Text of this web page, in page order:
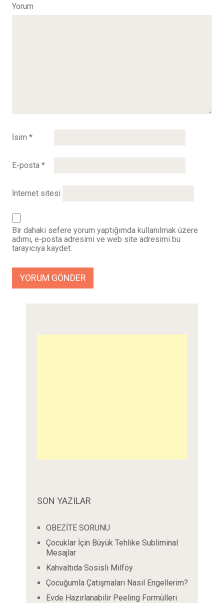
Yorum
İsim *
E-posta *
İnternet sitesi
Bir dahaki sefere yorum yaptığımda kullanılmak üzere
adımı, e-posta adresimi ve web site adresimi bu
tarayıcıya kaydet.
SON YAZILAR
OBEZİTE SORUNU
Çocuklar İçin Büyük Tehlike Subliminal
Mesajlar
Kahvaltıda Sosisli Milföy
Çocuğumla Çatışmaları Nasıl Engellerim?
Evde Hazırlanabilir Peeling Formülleri